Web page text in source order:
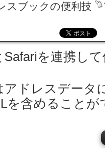
スブックの便利技
を連携して
ドレスデータ
を含めることが